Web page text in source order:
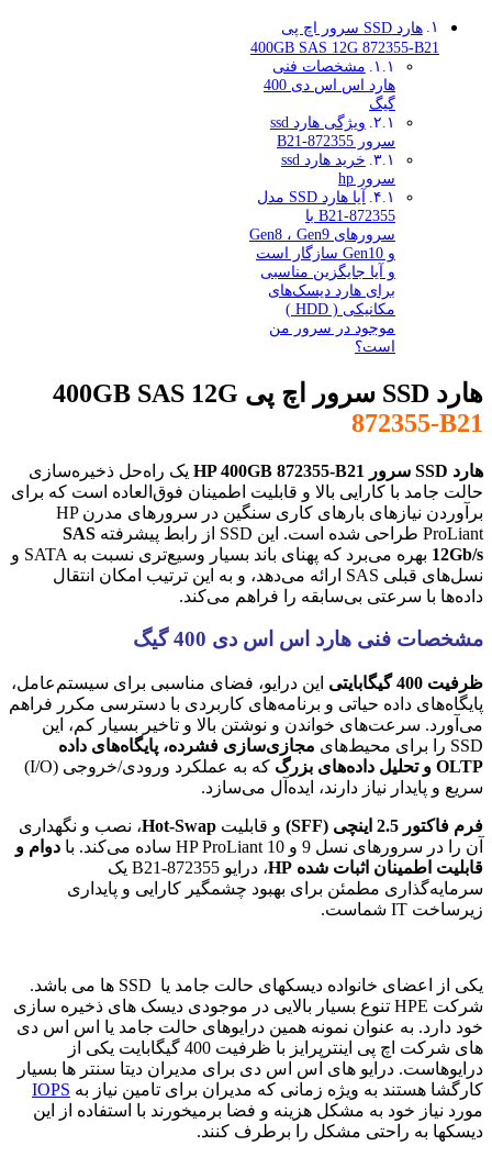
هارد SSD سرور اچ پی
400GB SAS 12G 872355-B21
مشخصات فنی
هارد اس اس دی 400
گیگ
ویژگی هارد ssd
سرور 872355-B21
خرید هارد ssd
سرور hp
آیا هارد SSD مدل
872355-B21 با
سرورهای Gen8 ، Gen9
و Gen10 سازگار است
و آیا جایگزین مناسبی
برای هارد دیسک‌های
مکانیکی ( HDD )
موجود در سرور من
است؟
هارد SSD سرور اچ پی 400GB SAS 12G
872355-B21
هارد SSD سرور HP 400GB 872355-B21
یک راه‌حل ذخیره‌سازی
حالت جامد با کارایی بالا و قابلیت اطمینان فوق‌العاده است که برای
برآوردن نیازهای بارهای کاری سنگین در سرورهای مدرن HP
ProLiant طراحی شده است. این SSD از رابط پیشرفته
SAS
12Gb/s
بهره می‌برد که پهنای باند بسیار وسیع‌تری نسبت به SATA و
نسل‌های قبلی SAS ارائه می‌دهد، و به این ترتیب امکان انتقال
داده‌ها با سرعتی بی‌سابقه را فراهم می‌کند.
مشخصات فنی هارد اس اس دی 400 گیگ
ظرفیت 400 گیگابایتی
این درایو، فضای مناسبی برای سیستم‌عامل،
پایگاه‌های داده حیاتی و برنامه‌های کاربردی با دسترسی مکرر فراهم
می‌آورد. سرعت‌های خواندن و نوشتن بالا و تاخیر بسیار کم، این
SSD را برای محیط‌های
مجازی‌سازی فشرده، پایگاه‌های داده
OLTP و تحلیل داده‌های بزرگ
که به عملکرد ورودی/خروجی (I/O)
سریع و پایدار نیاز دارند، ایده‌آل می‌سازد.
فرم فاکتور 2.5 اینچی (SFF) و قابلیت Hot-Swap، نصب و نگهداری
آن را در سرورهای نسل 9 و 10 HP ProLiant ساده می‌کند. با
دوام و
قابلیت اطمینان اثبات شده HP
، درایو 872355-B21 یک
سرمایه‌گذاری مطمئن برای بهبود چشمگیر کارایی و پایداری
زیرساخت IT شماست.
یکی از اعضای خانواده دیسکهای حالت جامد یا SSD ها می باشد.
شرکت HPE تنوع بسیار بالایی در موجودی دیسک های ذخیره سازی
خود دارد. به عنوان نمونه همین درایوهای حالت جامد یا اس اس دی
های شرکت اچ پی اینترپرایز با ظرفیت 400 گیگابایت یکی از
درایوهاست. درایو های اس اس دی برای مدیران دیتا سنتر ها بسیار
کارگشا هستند به ویژه زمانی که مدیران برای تامین نیاز به IOPS
مورد نیاز خود به مشکل هزینه و فضا برمیخورند با استفاده از این
دیسکها به راحتی مشکل را برطرف کنند.